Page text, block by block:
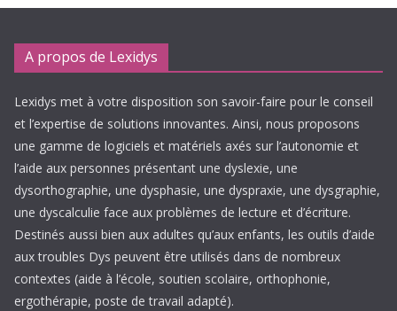
A propos de Lexidys
Lexidys met à votre disposition son savoir-faire pour le conseil
et l’expertise de solutions innovantes. Ainsi, nous proposons
une gamme de logiciels et matériels axés sur l’autonomie et
l’aide aux personnes présentant une dyslexie, une
dysorthographie, une dysphasie, une dyspraxie, une dysgraphie,
une dyscalculie face aux problèmes de lecture et d’écriture.
Destinés aussi bien aux adultes qu’aux enfants, les outils d’aide
aux troubles Dys peuvent être utilisés dans de nombreux
contextes (aide à l’école, soutien scolaire, orthophonie,
ergothérapie, poste de travail adapté).